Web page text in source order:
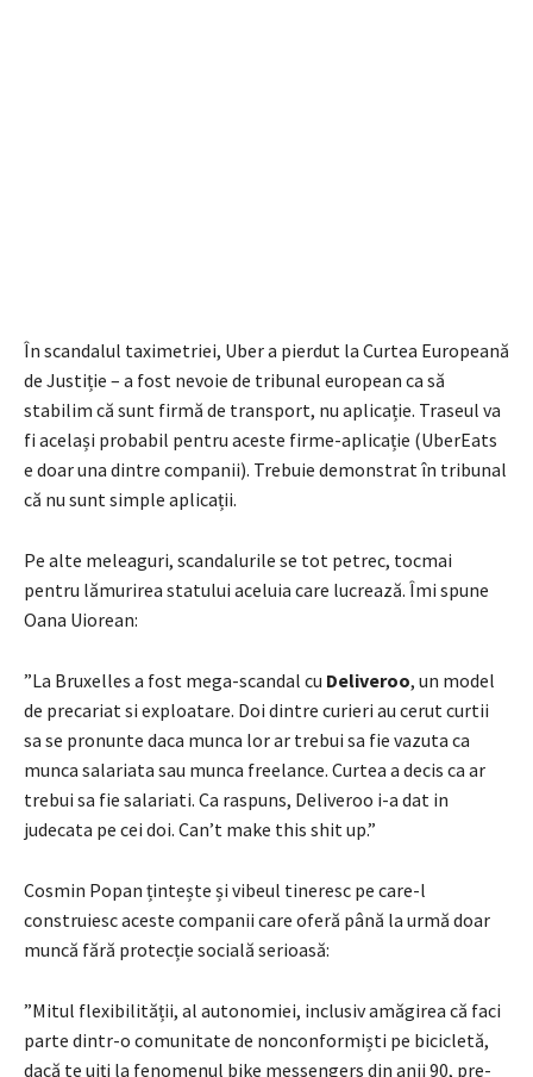
În scandalul taximetriei, Uber a pierdut la Curtea Europeană
de Justiție – a fost nevoie de tribunal european ca să
stabilim că sunt firmă de transport, nu aplicație. Traseul va
fi același probabil pentru aceste firme-aplicație (UberEats
e doar una dintre companii). Trebuie demonstrat în tribunal
că nu sunt simple aplicații.
Pe alte meleaguri, scandalurile se tot petrec, tocmai
pentru lămurirea statului aceluia care lucrează. Îmi spune
Oana Uiorean:
”La Bruxelles a fost mega-scandal cu Deliveroo, un model
de precariat si exploatare. Doi dintre curieri au cerut curtii
sa se pronunte daca munca lor ar trebui sa fie vazuta ca
munca salariata sau munca freelance. Curtea a decis ca ar
trebui sa fie salariati. Ca raspuns, Deliveroo i-a dat in
judecata pe cei doi. Can’t make this shit up.”
Cosmin Popan țintește și vibeul tineresc pe care-l
construiesc aceste companii care oferă până la urmă doar
muncă fără protecție socială serioasă:
”Mitul flexibilității, al autonomiei, inclusiv amăgirea că faci
parte dintr-o comunitate de nonconformiști pe bicicletă,
dacă te uiți la fenomenul bike messengers din anii 90, pre-